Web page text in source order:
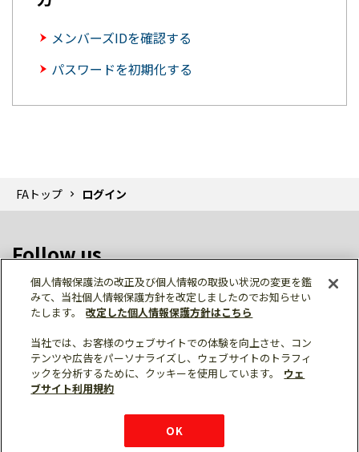
メンバーズIDを確認する
パスワードを初期化する
FAトップ ログイン
Follow us
個人情報保護 利用規約
ご利用にあたって
サイトマップ
三菱電機トップ
個人情報保護法の改正及び個人情報の取扱い状況の変更を鑑
みて、当社個人情報保護方針を改定しましたのでお知らせい
たします。
改定した個人情報保護方針はこちら
当社では、お客様のウェブサイトでの体験を向上させ、コン
テンツや広告をパーソナライズし、ウェブサイトのトラフィ
ックを分析するために、クッキーを使用しています。
ウェ
ブサイト利用規約
OK
チャットサービス